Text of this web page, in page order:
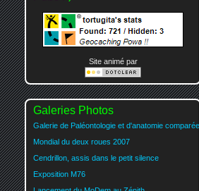
Site animé par
Galeries Photos
Galerie de Paléontologie et d'anatomie comparée
Mondial du deux roues 2007
Cendrillon, assis dans le petit silence
Exposition M76